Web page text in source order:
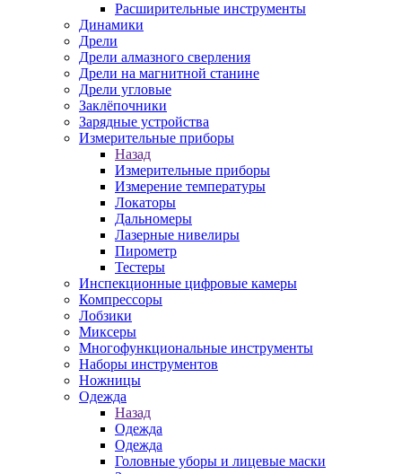
Расширительные инструменты
Динамики
Дрели
Дрели алмазного сверления
Дрели на магнитной станине
Дрели угловые
Заклёпочники
Зарядные устройства
Измерительные приборы
Назад
Измерительные приборы
Измерение температуры
Локаторы
Дальномеры
Лазерные нивелиры
Пирометр
Тестеры
Инспекционные цифровые камеры
Компрессоры
Лобзики
Миксеры
Многофункциональные инструменты
Наборы инструментов
Ножницы
Одежда
Назад
Одежда
Одежда
Головные уборы и лицевые маски